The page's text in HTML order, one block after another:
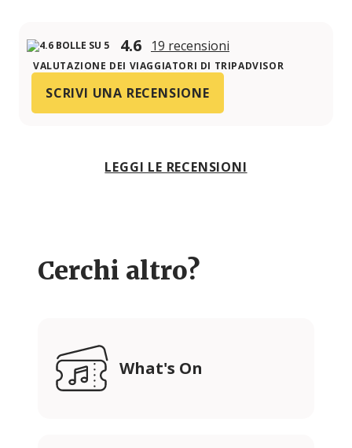
4.6 19 recensioni
VALUTAZIONE DEI VIAGGIATORI DI TRIPADVISOR
SCRIVI UNA RECENSIONE
LEGGI LE RECENSIONI
Cerchi altro?
What's On